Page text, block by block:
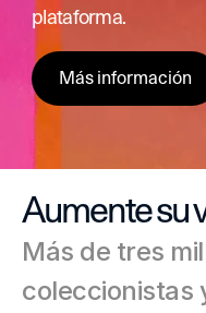
plataforma.
Más información
Aumente su
Más de tres
coleccionistas